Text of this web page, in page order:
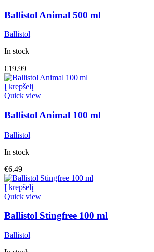
Ballistol Animal 500 ml
Ballistol
In stock
€19.99
Į krepšelį
Quick view
Ballistol Animal 100 ml
Ballistol
In stock
€6.49
Į krepšelį
Quick view
Ballistol Stingfree 100 ml
Ballistol